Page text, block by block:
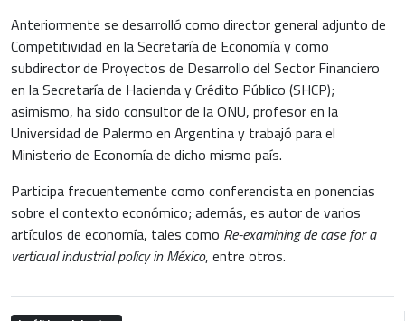
Anteriormente se desarrolló como director general adjunto de
Competitividad en la Secretaría de Economía y como
subdirector de Proyectos de Desarrollo del Sector Financiero
en la Secretaría de Hacienda y Crédito Público (SHCP);
asimismo, ha sido consultor de la ONU, profesor en la
Universidad de Palermo en Argentina y trabajó para el
Ministerio de Economía de dicho mismo país.
Participa frecuentemente como conferencista en ponencias
sobre el contexto económico; además, es autor de varios
artículos de economía, tales como Re-examining de case for a
verticual industrial policy in México, entre otros.